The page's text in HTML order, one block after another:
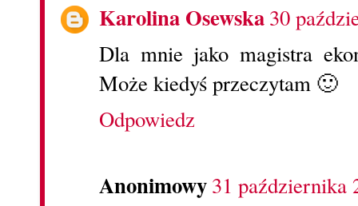
Karolina Osewska30
Dla mnie jako magistra
Może kiedyś przeczytam 🙂
Odpowiedz
Anonimowy31 października